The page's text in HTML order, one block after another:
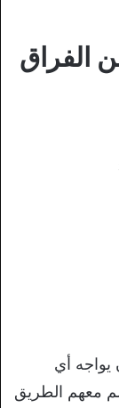
الفراق
يواجه أي
معهم الطريق